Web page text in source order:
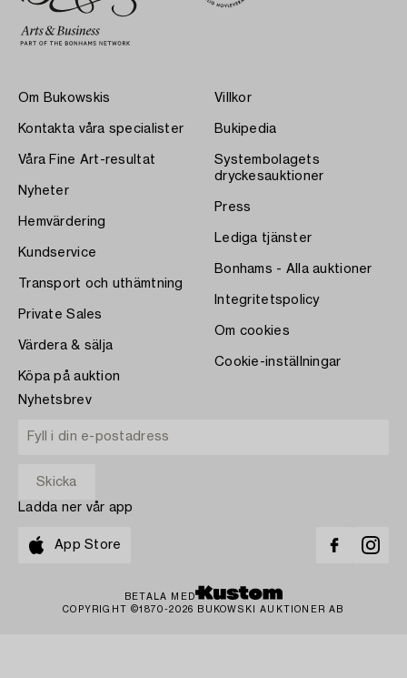
Om Bukowskis
Kontakta våra specialister
Våra Fine Art-resultat
Nyheter
Hemvärdering
Kundservice
Transport och uthämtning
Private Sales
Värdera & sälja
Köpa på auktion
Villkor
Bukipedia
Systembolagets
dryckesauktioner
Press
Lediga tjänster
Bonhams - Alla auktioner
Integritetspolicy
Om cookies
Cookie-inställningar
Nyhetsbrev
Ladda ner vår app
App Store
BETALA MED
COPYRIGHT ©1870-2026 BUKOWSKI AUKTIONER AB